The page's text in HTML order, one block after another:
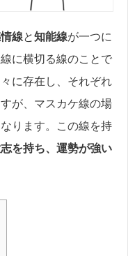
線と知能線が一つに
に横切る線のことで
に存在し、それぞれ
が、マスカケ線の場
ります。この線を持
を持ち、運勢が強い